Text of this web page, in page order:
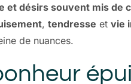
et désirs souvent mis de
, tendresse et vie
de nuances.